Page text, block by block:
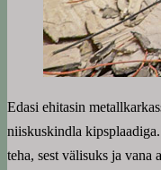
Edasi ehitasin
niiskuskindla
teha, sest välisuks ja vana